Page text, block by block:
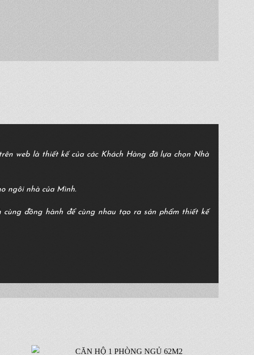
web là thiết kế của các Khách Hàng đã lựa chọn Nhà
ngôi nhà của Mình.
đồng hành để cùng nhau tạo ra sản phẩm thiết kế